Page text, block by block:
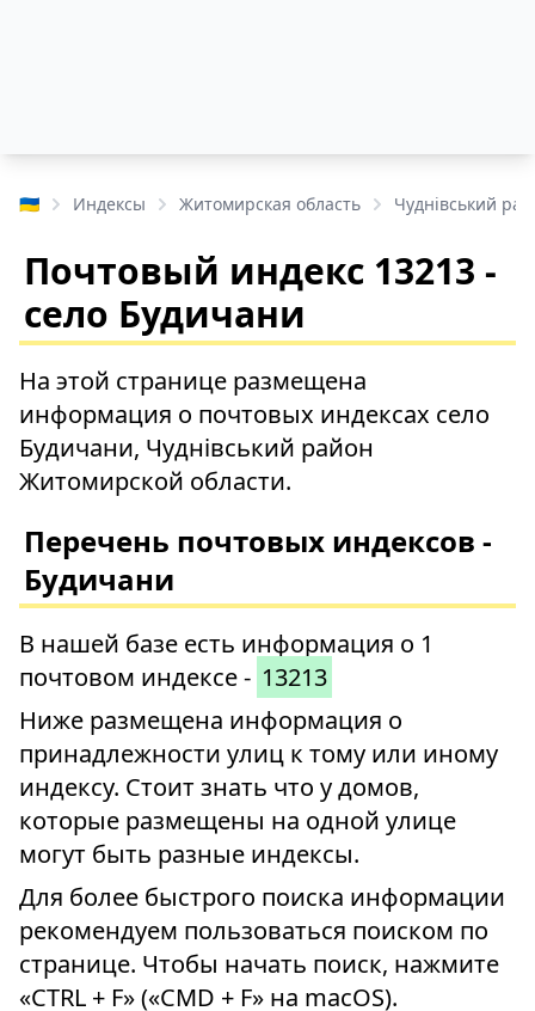
🇺🇦 Индексы Житомирская область Чуднівський
Почтовый индекс 13213 -
село Будичани
На этой странице размещена
информация о почтовых индексах село
Будичани, Чуднівський район
Житомирской области.
Перечень почтовых индексов -
Будичани
В нашей базе есть информация о 1
почтовом индексе - 13213
Ниже размещена информация о
принадлежности улиц к тому или иному
индексу. Стоит знать что у домов,
которые размещены на одной улице
могут быть разные индексы.
Для более быстрого поиска информации
рекомендуем пользоваться поиском по
странице. Чтобы начать поиск, нажмите
«CTRL + F» («CMD + F» на macOS).